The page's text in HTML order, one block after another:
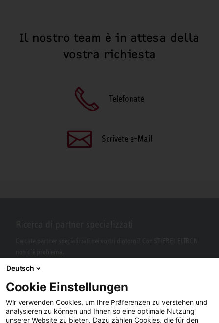
Il nostro team è in attesa della
vostra richiesta
Telefonate
Scrivete e-Mail
Deutsch
Cookie Einstellungen
Wir verwenden Cookies, um Ihre Präferenzen zu verstehen und
analysieren zu können und Ihnen so eine optimale Nutzung
unserer Website zu bieten. Dazu zählen Cookies, die für den